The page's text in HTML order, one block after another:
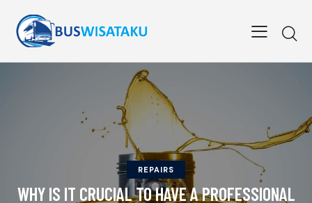
REPAIRS
WHY IS IT CRUCIAL TO HAVE A PROFESSIONAL